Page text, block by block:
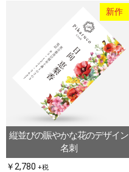
新作
縦並びの賑やかな花のデザイン
名刺
￥2,780 +税